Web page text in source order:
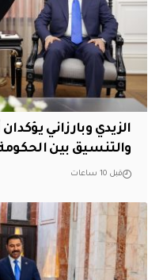
الزيدي وبارزاني
والتنسيق بين
قبل 10 ساعات